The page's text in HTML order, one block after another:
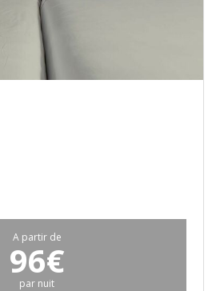
A partir de
96€
par nuit